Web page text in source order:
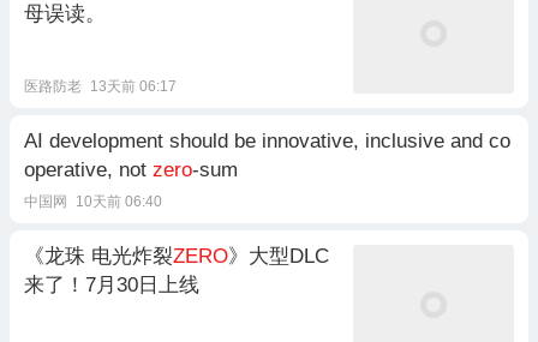
母误读。
医路防老 13天前 06:17
AI development should be innovative, inclusive and co
operative, not zero-sum
中国网 10天前 06:40
《龙珠 电光炸裂ZERO》大型DLC
来了！7月30日上线